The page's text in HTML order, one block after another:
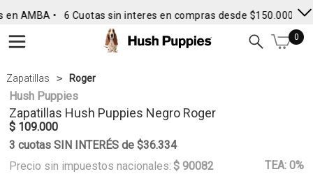
AMBA • 6 Cuotas sin interes en compras desde $150.000 •
0
Zapatillas Roger
Hush Puppies
Zapatillas Hush Puppies Negro Roger
$ 109.000
3 cuotas SIN INTERÉS de $36.334
Precio sin impuestos nacionales: $ 90082 TEA: 0%